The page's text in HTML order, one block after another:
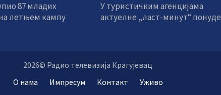
87 младих
летњем кампу
У туристичким агенцијама
актуелне „ласт-минут“ понуде
2026© Радио телевизија Крагујевац
О нама
Импресум Контакт Уживо